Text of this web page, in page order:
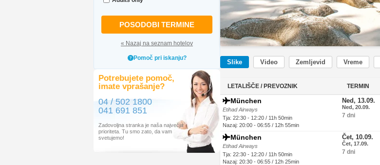
POSODOBI TERMINE
« Nazaj na seznam hotelov
Pomoč pri iskanju?
Potrebujete pomoč,
imate vprašanje?
04 / 502 1800
041 691 851
Zadovoljna stranka je naša največja
prioriteta. Tu smo zato, da vam
svetujemo!
Slike Video Zemljevid Vreme
LETALIŠČE / PREVOZNIK TERMIN
München
Etihad Airways
Tja: 22:30 - 12:20 / 11h 50min
Nazaj: 20:00 - 06:55 / 12h 55min
Ned, 13.09.
Ned, 20.09.
7 dni
München
Etihad Airways
Tja: 22:30 - 12:20 / 11h 50min
Nazaj: 20:30 - 06:55 / 12h 25min
Čet, 10.09.
Čet, 17.09.
7 dni